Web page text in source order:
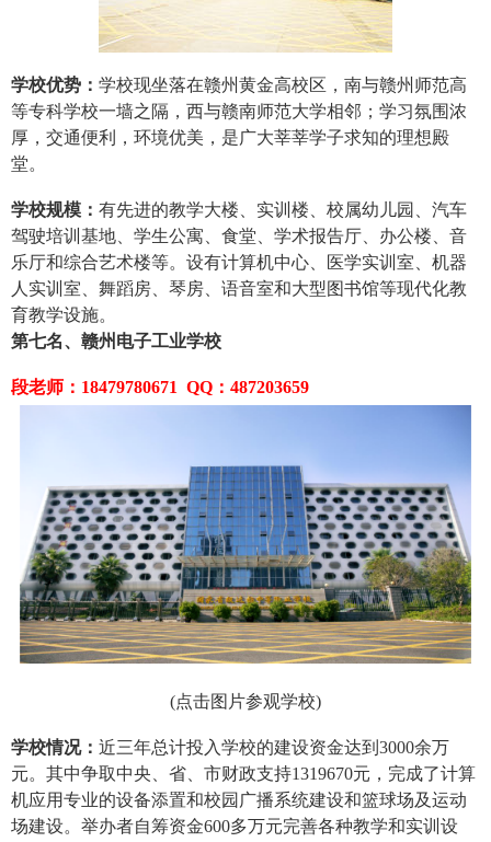
学校优势： 学校现坐落在赣州黄金高校区，南与赣州师范高
等专科学校一墙之隔，西与赣南师范大学相邻；学习氛围浓
厚，交通便利，环境优美，是广大莘莘学子求知的理想殿
堂。
学校规模： 有先进的教学大楼、实训楼、校属幼儿园、汽车
驾驶培训基地、学生公寓、食堂、学术报告厅、办公楼、音
乐厅和综合艺术楼等。设有计算机中心、医学实训室、机器
人实训室、舞蹈房、琴房、语音室和大型图书馆等现代化教
育教学设施。
第七名、赣州电子工业学校
段老师：18479780671 QQ：487203659
(点击图片参观学校)
学校情况： 近三年总计投入学校的建设资金达到3000余万
元。其中争取中央、省、市财政支持1319670元，完成了计算
机应用专业的设备添置和校园广播系统建设和篮球场及运动
场建设。举办者自筹资金600多万元完善各种教学和实训设